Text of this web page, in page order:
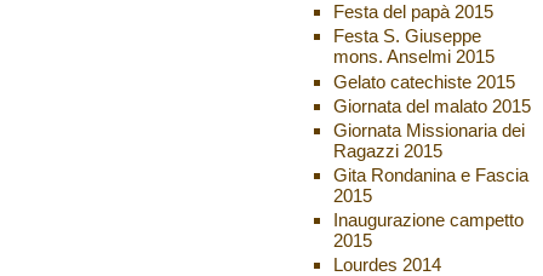
Festa del papà 2015
Festa S. Giuseppe
mons. Anselmi 2015
Gelato catechiste 2015
Giornata del malato 2015
Giornata Missionaria dei
Ragazzi 2015
Gita Rondanina e Fascia
2015
Inaugurazione campetto
2015
Lourdes 2014